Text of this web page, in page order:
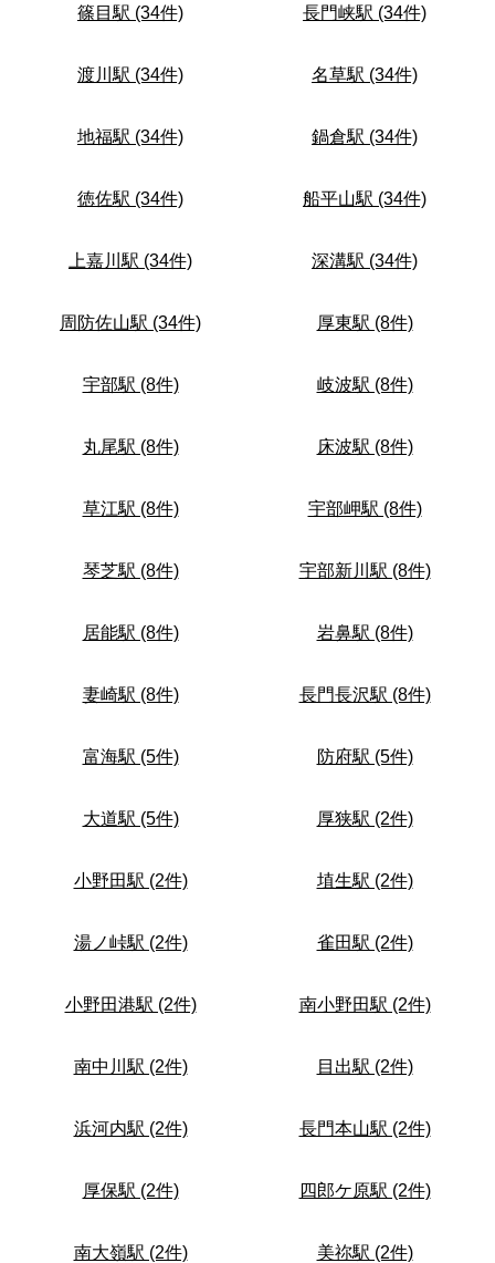
篠目駅 (34件) 長門峡駅 (34件)
渡川駅 (34件) 名草駅 (34件)
地福駅 (34件) 鍋倉駅 (34件)
徳佐駅 (34件) 船平山駅 (34件)
上嘉川駅 (34件) 深溝駅 (34件)
周防佐山駅 (34件) 厚東駅 (8件)
宇部駅 (8件) 岐波駅 (8件)
丸尾駅 (8件) 床波駅 (8件)
草江駅 (8件) 宇部岬駅 (8件)
琴芝駅 (8件) 宇部新川駅 (8件)
居能駅 (8件) 岩鼻駅 (8件)
妻崎駅 (8件) 長門長沢駅 (8件)
富海駅 (5件) 防府駅 (5件)
大道駅 (5件) 厚狭駅 (2件)
小野田駅 (2件) 埴生駅 (2件)
湯ノ峠駅 (2件) 雀田駅 (2件)
小野田港駅 (2件) 南小野田駅 (2件)
南中川駅 (2件) 目出駅 (2件)
浜河内駅 (2件) 長門本山駅 (2件)
厚保駅 (2件) 四郎ケ原駅 (2件)
南大嶺駅 (2件) 美祢駅 (2件)